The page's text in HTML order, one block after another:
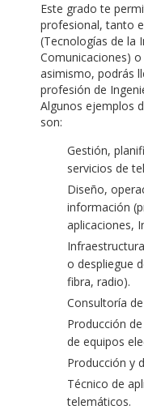
Este grado te
profesional, tanto
(Tecnologías de la
Comunicaciones)
asimismo, podrás
profesión de
Algunos ejemplos
son:
Gestión,
servicios de
Diseño,
información
aplicaciones,
o despliegue
fibra, radio).
Consultoría
Producción
de equipos
Producción y
Técnico de
telemáticos.